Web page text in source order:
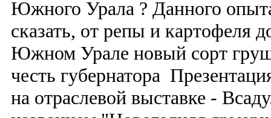
Южного Урала ? Данного
сказать, от репы и картофеля
Южном Урале новый сорт
честь губернатора
на отраслевой выставке -